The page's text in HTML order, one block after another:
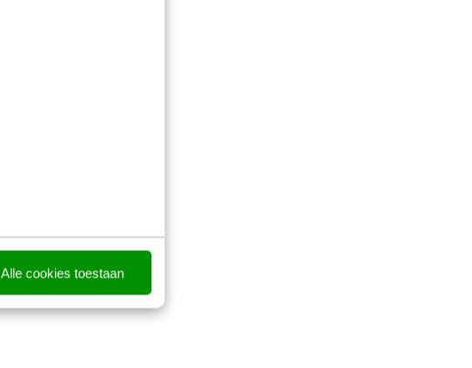
Alle cookies toestaan